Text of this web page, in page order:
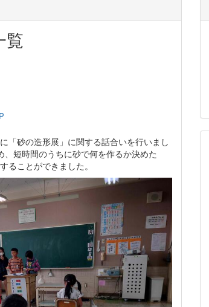
覧
「砂の造形展」に関する話合いを行いまし
短時間のうちに砂で何を作るか決めた
ることができました。